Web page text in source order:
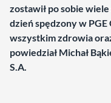
zostawił po sobie
dzień spędzony w
wszystkim zdrowia
powiedział Michał
S.A.